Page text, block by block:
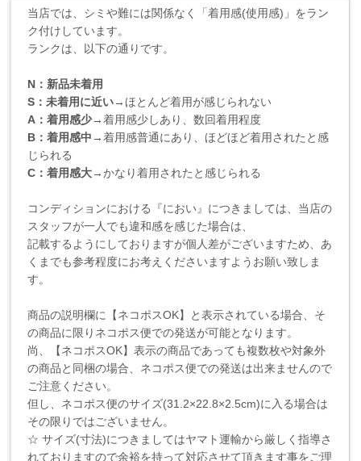
当店では、シミや難には関係なく「着用感(使用感)」をラン
ク付けしています。
ランクは、以下の通りです。
N：新品未着用
S：未着用に近い→ほとんど着用が感じられない
A：着用感少→着用感少しあり、数回着用程度
B：着用感中→着用感普通にあり、ほどほど着用されたと感
じられる
C：着用感大→かなり着用されたと感じられる
コンディションにおける『におい』につきましては、当店の
スタッフが一人でも違和感を感じた場合は、
記載するようにしておりますが個人差がございますため、あ
くまでも参考程度にお考えくださいますようお願い致しま
す。
商品の説明欄に【ネコポスOK】と表示されている場合、そ
の商品に限りネコポス便での発送が可能となります。
尚、【ネコポスOK】表示の商品であっても複数枚や対象外
の商品と同梱の場合、ネコポス便での発送は出来ませんので
ご注意ください。
但し、ネコポス便のサイズ(31.2×22.8×2.5cm)に入る場合は
その限りではございません。
☆ サイズ(寸法)につきましてはヤマト運輸から厳しく指導さ
れておりますので余裕を持って対応させて頂きます事をご理